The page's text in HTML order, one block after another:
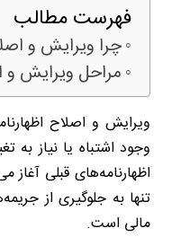
فهرست مطالب
چرا ویرایش و
مراحل ویرایش و
ویرایش و اصلاح
وجود اشتباه یا نیاز به
اظهارنامه‌های قبلی
تنها به جلوگیری از
مالی است.